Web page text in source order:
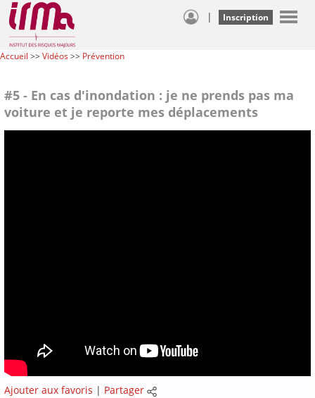
| Inscription
Accueil >>Vidéos>> Prévention
#5 - En cas d'inondation : je ne prends pas ma
voiture et je reporte mes déplacements
Ajouter aux favoris | Partager